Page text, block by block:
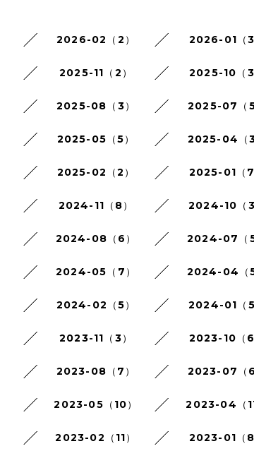
2026-02（2） 2026-01（3
2025-11（2） 2025-10（3
2025-08（3） 2025-07（5
2025-05（5） 2025-04（3
2025-02（2） 2025-01（7
2024-11（8） 2024-10（3
2024-08（6） 2024-07（5
2024-05（7） 2024-04（5
2024-02（5） 2024-01（5
2023-11（3） 2023-10（6
2023-08（7） 2023-07（6
2023-05（10） 2023-04（11
2023-02（11） 2023-01（8